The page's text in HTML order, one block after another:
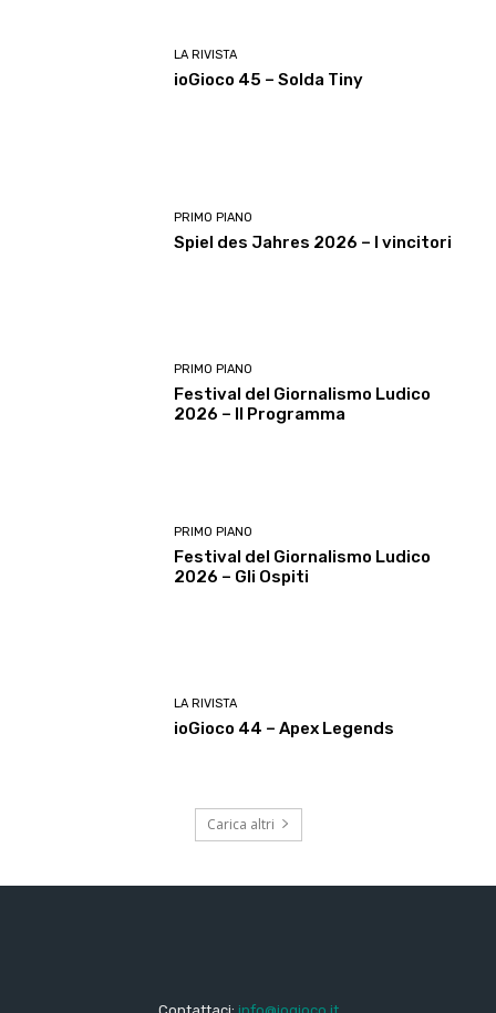
LA RIVISTA
ioGioco 45 – Solda Tiny
PRIMO PIANO
Spiel des Jahres 2026 – I vincitori
PRIMO PIANO
Festival del Giornalismo Ludico
2026 – Il Programma
PRIMO PIANO
Festival del Giornalismo Ludico
2026 – Gli Ospiti
LA RIVISTA
ioGioco 44 – Apex Legends
Carica altri